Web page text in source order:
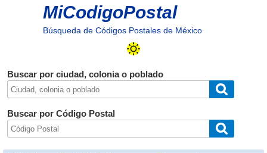
MiCodigoPostal
Búsqueda de Códigos Postales de México
Buscar por ciudad, colonia o poblado
Buscar por Código Postal